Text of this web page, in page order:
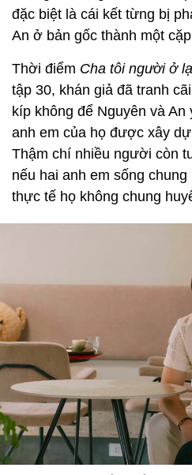
đặc biệt là cái kết từng bị
An ở bản gốc thành một
Thời điểm Cha tôi người ở
tập 30, khán giả đã tranh
kíp không để Nguyên và
anh em của họ được xây
Thậm chí nhiều người còn
nếu hai anh em sống
thực tế họ không chung